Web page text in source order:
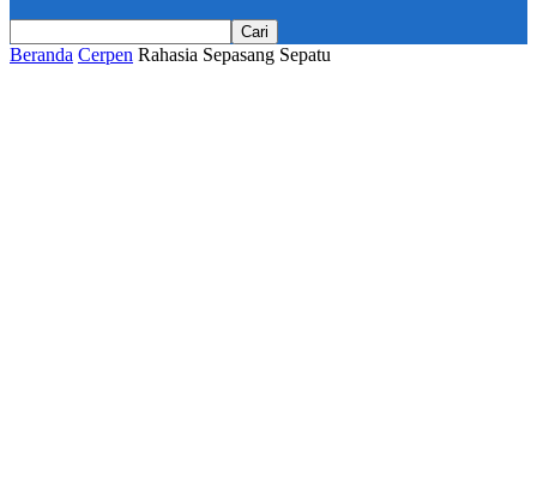
Beranda Cerpen Rahasia Sepasang Sepatu